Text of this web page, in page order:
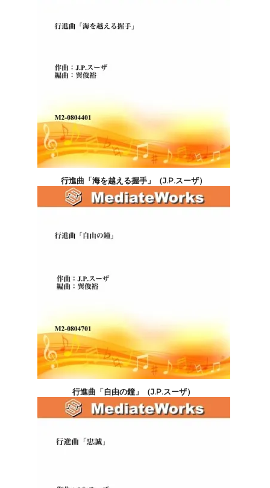
行進曲「海を越える握手」（J.P.スーザ）
5,500円(税込)
行進曲「自由の鐘」（J.P.スーザ）
5,500円(税込)